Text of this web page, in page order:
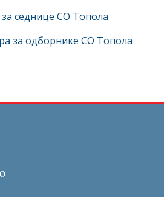
седнице СО Топола
за одборнике СО Топола